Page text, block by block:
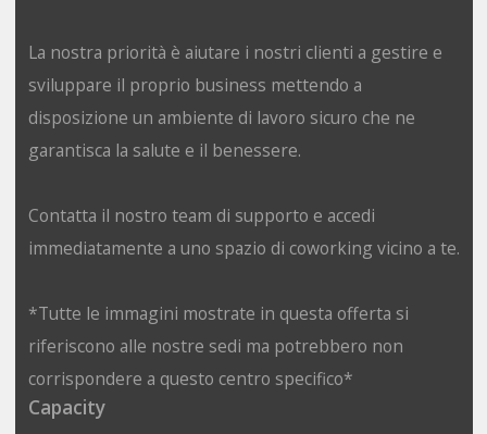
La nostra priorità è aiutare i nostri clienti a gestire e
sviluppare il proprio business mettendo a
disposizione un ambiente di lavoro sicuro che ne
garantisca la salute e il benessere.
Contatta il nostro team di supporto e accedi
immediatamente a uno spazio di coworking vicino a te.
*Tutte le immagini mostrate in questa offerta si
riferiscono alle nostre sedi ma potrebbero non
corrispondere a questo centro specifico*
Capacity